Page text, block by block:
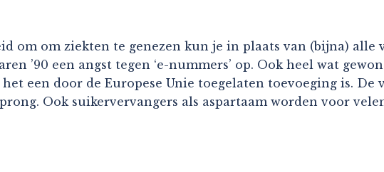
om om ziekten te genezen kun je in plaats van (bijna) alle
’90 een angst tegen ‘e-nummers’ op. Ook heel wat
een door de Europese Unie toegelaten toevoeging is. De
Ook suikervervangers als aspartaam worden voor